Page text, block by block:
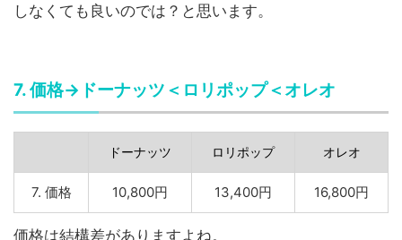
しなくても良いのでは？と思います。
7. 価格→ドーナッツ＜ロリポップ＜オレオ
ドーナッツ ロリポップ オレオ
7. 価格 10,800円 13,400円 16,800円
価格は結構差がありますよね。